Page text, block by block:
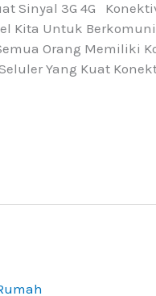
Sinyal 3G 4G
Kita Untuk
Orang Memiliki
Yang Kuat